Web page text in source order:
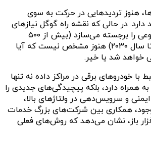
هنوز تردیدهایی در حرکت به سوی
وجود دارد. در حالی که نقشه راه گوگل نیازهای
رو به رشد هوش مصنوعی را برجسته می‌سازد (بیش از ۵۰۰
کیلووات برای هر رک تا سال ۲۰۳۰) هنوز مشخص نیست که آیا
خواهد شد یا خیر.
با خودروهای برقی در مراکز داده نه تنها
به همراه دارد، بلکه پیچیدگی‌های جدیدی را
و سرویس‌دهی در ولتاژهای بالا،
وجود، همکاری بین شرکت‌های بزرگ خدمات
باز، نشان‌ می‌دهد که روش‌های فعلی